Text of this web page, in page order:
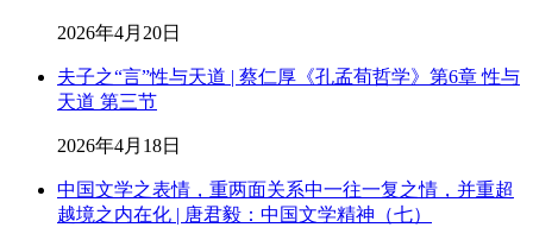
2026年4月20日
夫子之“言”性与天道 | 蔡仁厚《孔孟荀哲学》第6章 性与
天道 第三节
2026年4月18日
中国文学之表情，重两面关系中一往一复之情，并重超
越境之内在化 | 唐君毅：中国文学精神（七）